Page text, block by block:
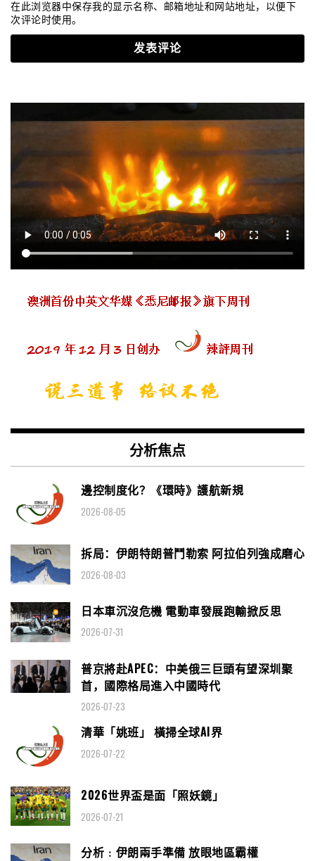
在此浏览器中保存我的显示名称、邮箱地址和网站地址，以便下
次评论时使用。
分析焦点
邊控制度化？《環時》護航新規
2026-08-05
拆局：伊朗特朗普鬥勒索 阿拉伯列強成磨心
2026-08-03
日本車沉沒危機 電動車發展跑輸掀反思
2026-07-31
普京將赴APEC：中美俄三巨頭有望深圳聚
首，國際格局進入中國時代
2026-07-23
清華「姚班」 橫掃全球AI界
2026-07-22
2026世界盃是面「照妖鏡」
2026-07-21
分析﹕伊朗兩手準備 放眼地區霸權